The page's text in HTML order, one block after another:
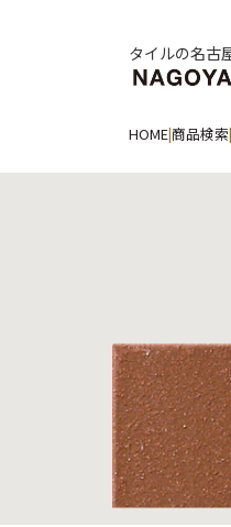
タイルの名古
HOME|商品検索|